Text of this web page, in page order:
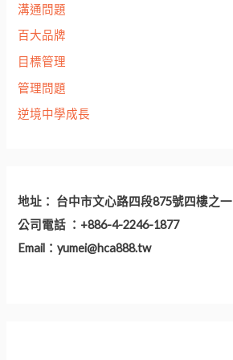
溝通問題
百大品牌
目標管理
管理問題
逆境中學成長
地址： 台中市文心路四段875號四樓之一
公司電話 ：+886-4-2246-1877
Email：yumei@hca888.tw